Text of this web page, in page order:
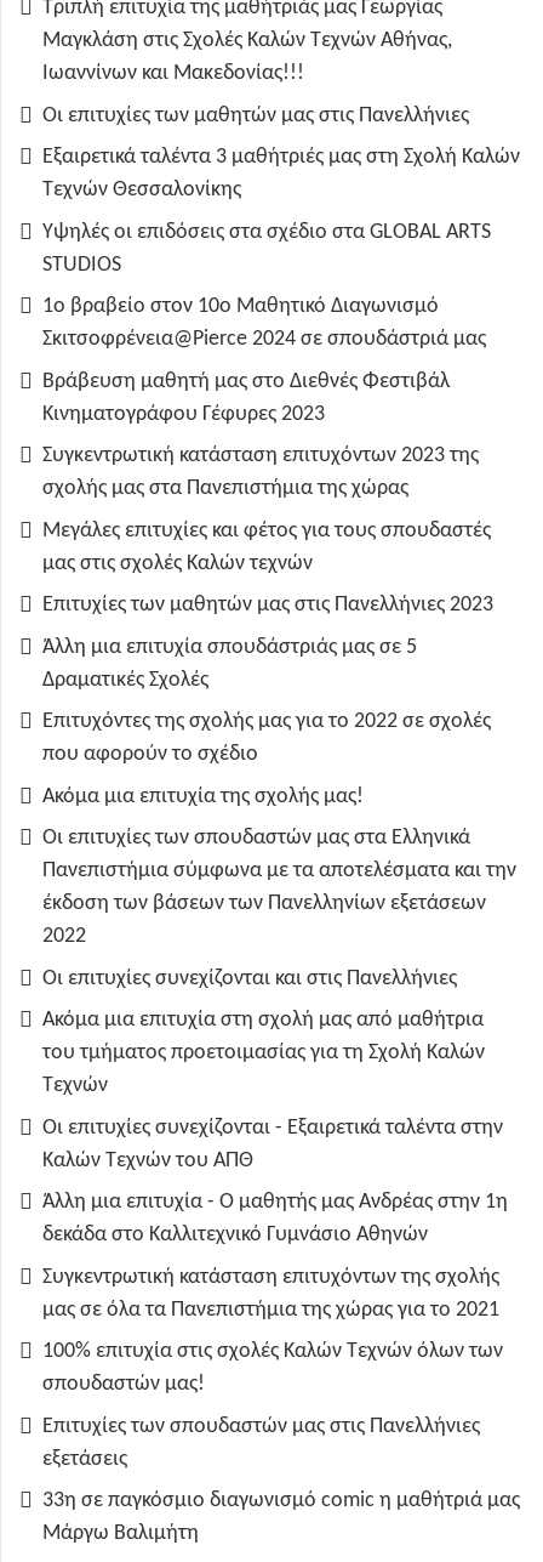
Τριπλή επιτυχία της μαθήτριάς μας Γεωργίας
Μαγκλάση στις Σχολές Καλών Τεχνών Αθήνας,
Ιωαννίνων και Μακεδονίας!!!
Οι επιτυχίες των μαθητών μας στις Πανελλήνιες
Εξαιρετικά ταλέντα 3 μαθήτριές μας στη Σχολή Καλών
Τεχνών Θεσσαλονίκης
Υψηλές οι επιδόσεις στα σχέδιο στα GLOBAL ARTS
STUDIOS
1ο βραβείο στον 10ο Μαθητικό Διαγωνισμό
Σκιτσοφρένεια@Pierce 2024 σε σπουδάστριά μας
Βράβευση μαθητή μας στο Διεθνές Φεστιβάλ
Κινηματογράφου Γέφυρες 2023
Συγκεντρωτική κατάσταση επιτυχόντων 2023 της
σχολής μας στα Πανεπιστήμια της χώρας
Μεγάλες επιτυχίες και φέτος για τους σπουδαστές
μας στις σχολές Καλών τεχνών
Επιτυχίες των μαθητών μας στις Πανελλήνιες 2023
Άλλη μια επιτυχία σπουδάστριάς μας σε 5
Δραματικές Σχολές
Επιτυχόντες της σχολής μας για το 2022 σε σχολές
που αφορούν το σχέδιο
Ακόμα μια επιτυχία της σχολής μας!
Οι επιτυχίες των σπουδαστών μας στα Ελληνικά
Πανεπιστήμια σύμφωνα με τα αποτελέσματα και την
έκδοση των βάσεων των Πανελληνίων εξετάσεων
2022
Οι επιτυχίες συνεχίζονται και στις Πανελλήνιες
Ακόμα μια επιτυχία στη σχολή μας από μαθήτρια
του τμήματος προετοιμασίας για τη Σχολή Καλών
Τεχνών
Οι επιτυχίες συνεχίζονται - Εξαιρετικά ταλέντα στην
Καλών Τεχνών του ΑΠΘ
Άλλη μια επιτυχία - Ο μαθητής μας Ανδρέας στην 1η
δεκάδα στο Καλλιτεχνικό Γυμνάσιο Αθηνών
Συγκεντρωτική κατάσταση επιτυχόντων της σχολής
μας σε όλα τα Πανεπιστήμια της χώρας για το 2021
100% επιτυχία στις σχολές Καλών Τεχνών όλων των
σπουδαστών μας!
Επιτυχίες των σπουδαστών μας στις Πανελλήνιες
εξετάσεις
33η σε παγκόσμιο διαγωνισμό comic η μαθήτριά μας
Μάργω Βαλιμήτη